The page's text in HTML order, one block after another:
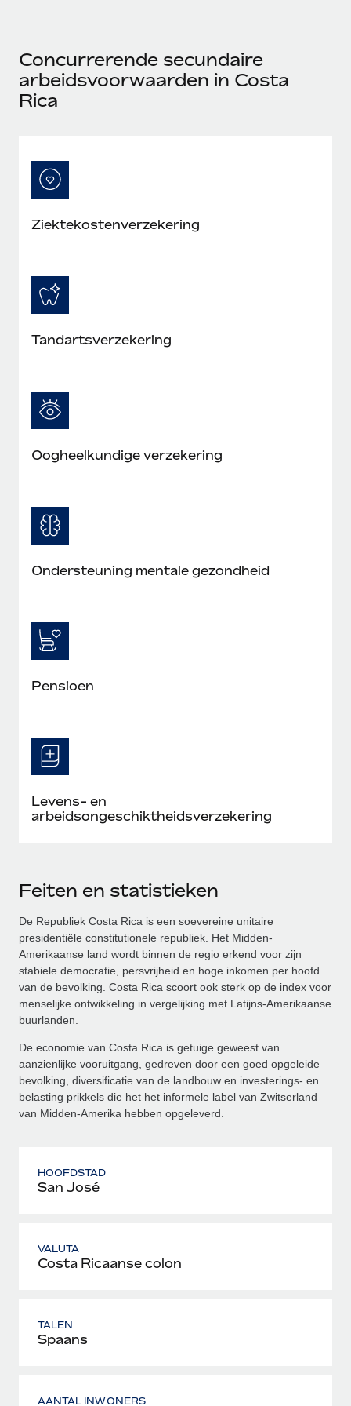
Concurrerende secundaire
arbeidsvoorwaarden in Costa
Rica
Ziektekostenverzekering
Tandartsverzekering
Oogheelkundige verzekering
Ondersteuning mentale gezondheid
Pensioen
Levens- en
arbeidsongeschiktheidsverzekering
Feiten en statistieken
De Republiek Costa Rica is een soevereine unitaire
presidentiële constitutionele republiek. Het Midden-
Amerikaanse land wordt binnen de regio erkend voor zijn
stabiele democratie, persvrijheid en hoge inkomen per hoofd
van de bevolking. Costa Rica scoort ook sterk op de index voor
menselijke ontwikkeling in vergelijking met Latijns-Amerikaanse
buurlanden.
De economie van Costa Rica is getuige geweest van
aanzienlijke vooruitgang, gedreven door een goed opgeleide
bevolking, diversificatie van de landbouw en investerings- en
belasting prikkels die het het informele label van Zwitserland
van Midden-Amerika hebben opgeleverd.
HOOFDSTAD
San José
VALUTA
Costa Ricaanse colon
TALEN
Spaans
AANTAL INWONERS